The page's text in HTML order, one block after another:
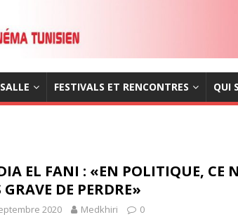
FESTIVALS ET RENCONTRES QUI
EL FANI : «EN POLITIQUE, CE
GRAVE DE PERDRE»
2020 Medkhiri 0